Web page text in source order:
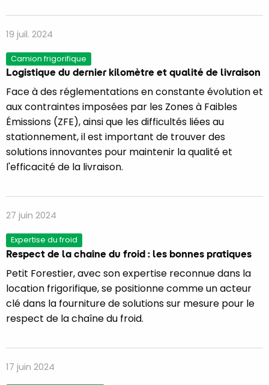
19 juil. 2024
Camion frigorifique
Logistique du dernier kilomètre et qualité de livraison
Face à des réglementations en constante évolution et
aux contraintes imposées par les Zones à Faibles
Émissions (ZFE), ainsi que les difficultés liées au
stationnement, il est important de trouver des
solutions innovantes pour maintenir la qualité et
l'efficacité de la livraison.
27 juin 2024
Expertise du froid
Respect de la chaîne du froid : les bonnes pratiques
Petit Forestier, avec son expertise reconnue dans la
location frigorifique, se positionne comme un acteur
clé dans la fourniture de solutions sur mesure pour le
respect de la chaîne du froid.
17 juin 2024